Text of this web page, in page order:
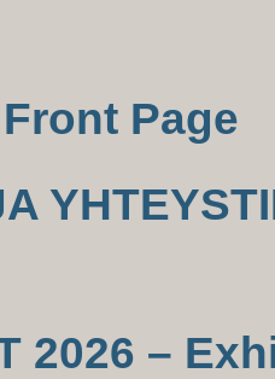
Page
2026 –